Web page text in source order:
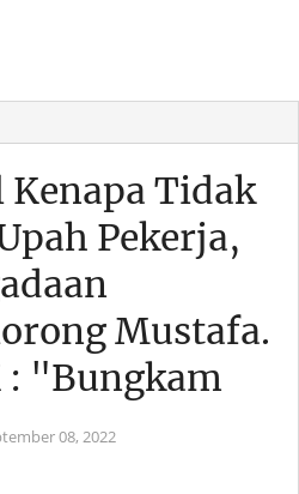
Kenapa Tidak
Pekerja,
Mustafa.
: "Bungkam
08, 2022